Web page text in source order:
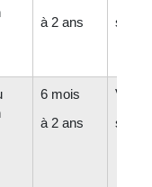
à 2 ans
selon
6 mois
à 2 ans
selon